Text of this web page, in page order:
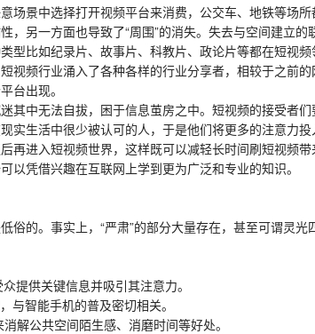
景中选择打开视频平台来消费，公交车、地铁等场
另一方面也导致了“周围”的消失。失去与空间建立的
比如纪录片、故事片、科教片、政论片等都在短视
视频行业涌入了各种各样的行业分享者，相较于之前
台出现。
中无法自拔，困于信息茧房之中。短视频的接受者
实生活中很少被认可的人，于是他们将更多的注意力
再进入短视频世界，这样既可以减轻长时间刷短视频
凭借兴趣在互联网上学到更为广泛和专业的知识。
的。事实上，“严肃”的部分大量存在，甚至可谓灵
供关键信息并吸引其注意力。
智能手机的普及密切相关。
公共空间陌生感、消磨时间等好处。